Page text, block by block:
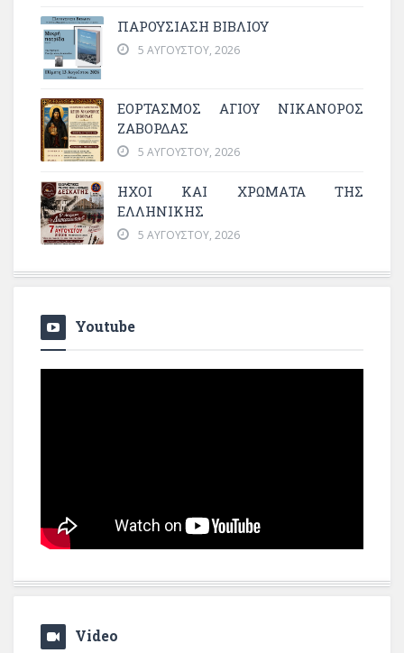
ΠΑΡΟΥΣΙΑΣΗ ΒΙΒΛΙΟΥ
5 ΑΥΓΟΎΣΤΟΥ, 2026
ΕΟΡΤΑΣΜΟΣ ΑΓΙΟΥ ΝΙΚΑΝΟΡΟΣ
ΖΑΒΟΡΔΑΣ
5 ΑΥΓΟΎΣΤΟΥ, 2026
ΗΧΟΙ ΚΑΙ ΧΡΩΜΑΤΑ ΤΗΣ
ΕΛΛΗΝΙΚΗΣ
5 ΑΥΓΟΎΣΤΟΥ, 2026
Youtube
Video